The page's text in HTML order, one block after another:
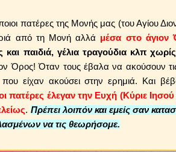
πατέρες της Μονής μας (του Αγίου
από τη Μονή αλλά μέσα στο άγιον
και παιδιά, γέλια τραγούδια κλπ
Όρος! Όταν τους έβαλα να ακούσουν
που είχαν ακούσει στην ερημιά. Και
πατέρες έλεγαν την Ευχή (Κύριε
. Πρέπει λοιπόν και εμείς σαν
να τις θεωρήσομε.